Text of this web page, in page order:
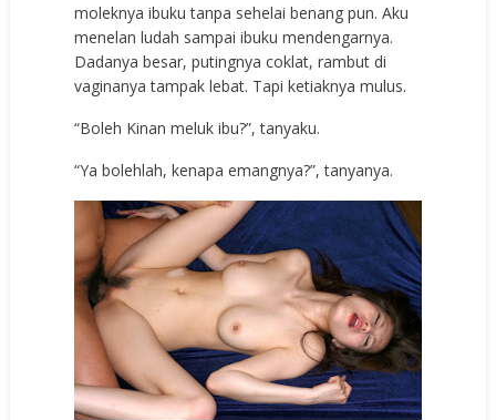
moleknya ibuku tanpa sehelai benang pun. Aku
menelan ludah sampai ibuku mendengarnya.
Dadanya besar, putingnya coklat, rambut di
vaginanya tampak lebat. Tapi ketiaknya mulus.
“Boleh Kinan meluk ibu?”, tanyaku.
“Ya bolehlah, kenapa emangnya?”, tanyanya.